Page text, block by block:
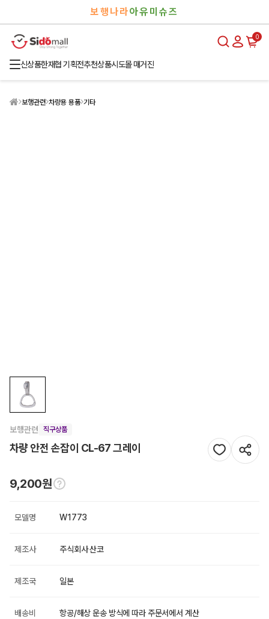
보행나라아유미슈즈
0
신상품한재협 기획전추천상품시도몰 매거진
보행관련 차량용 용품 기타
보행관련 직구상품
차량 안전 손잡이 CL-67 그레이
9,200원
모델명 W1773
제조사 주식회사 산코
제조국 일본
배송비 항공/해상 운송 방식에 따라 주문서에서 계산